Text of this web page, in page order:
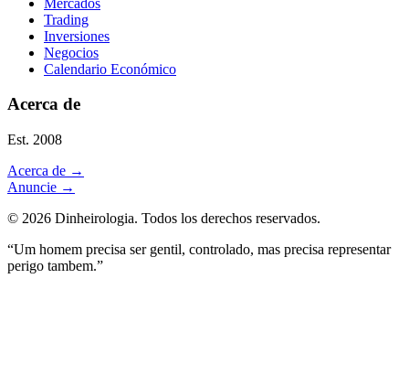
Trading
Inversiones
Negocios
Calendario Económico
Acerca de
Est. 2008
Acerca de →
Anuncie →
© 2026 Dinheirologia. Todos los derechos reservados.
“Um homem precisa ser gentil, controlado, mas precisa representar
perigo tambem.”